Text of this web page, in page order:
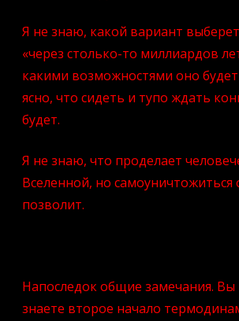
Я не знаю, какой вариант
«через столько-то миллиардов
какими возможностями оно
ясно, что сидеть и тупо ждать
будет.
Я не знаю, что проделает
Вселенной, но самоуничтожиться
позволит.
Напоследок общие замечания. Вы
знаете второе начало